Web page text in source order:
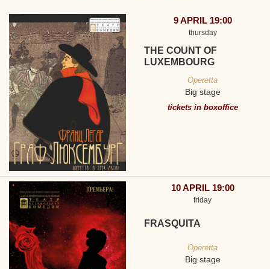
9 APRIL 19:00
thursday
THE COUNT OF
LUXEMBOURG
Operetta
Big stage
tickets in boxoffice
10 APRIL 19:00
friday
FRASQUITA
Operetta
Big stage